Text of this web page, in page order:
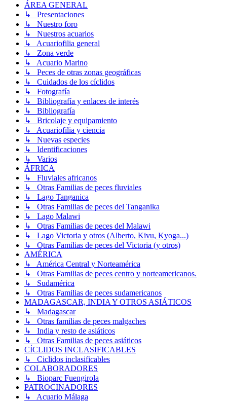
ÁREA GENERAL
↳ Presentaciones
↳ Nuestro foro
↳ Nuestros acuarios
↳ Acuariofilia general
↳ Zona verde
↳ Acuario Marino
↳ Peces de otras zonas geográficas
↳ Cuidados de los cíclidos
↳ Fotografía
↳ Bibliografía y enlaces de interés
↳ Bibliografía
↳ Bricolaje y equipamiento
↳ Acuariofilia y ciencia
↳ Nuevas especies
↳ Identificaciones
↳ Varios
ÁFRICA
↳ Fluviales africanos
↳ Otras Familias de peces fluviales
↳ Lago Tanganica
↳ Otras Familias de peces del Tanganika
↳ Lago Malawi
↳ Otras Familias de peces del Malawi
↳ Lago Victoria y otros (Alberto, Kivu, Kyoga...)
↳ Otras Familias de peces del Victoria (y otros)
AMÉRICA
↳ América Central y Norteamérica
↳ Otras Familias de peces centro y norteamericanos.
↳ Sudamérica
↳ Otras Familias de peces sudamericanos
MADAGASCAR, INDIA Y OTROS ASIÁTICOS
↳ Madagascar
↳ Otras familias de peces malgaches
↳ India y resto de asiáticos
↳ Otras Familias de peces asiáticos
CÍCLIDOS INCLASIFICABLES
↳ Ciclidos inclasificables
COLABORADORES
↳ Bioparc Fuengirola
PATROCINADORES
↳ Acuario Málaga